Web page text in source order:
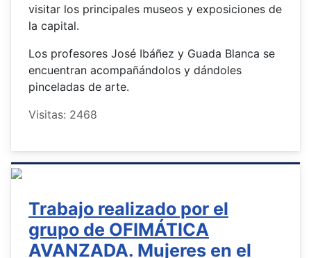
visitar los principales museos y exposiciones de
la capital.
Los profesores José Ibáñez y Guada Blanca se
encuentran acompañándolos y dándoles
pinceladas de arte.
Visitas: 2468
Trabajo realizado por el
grupo de OFIMÁTICA
AVANZADA. Mujeres en el